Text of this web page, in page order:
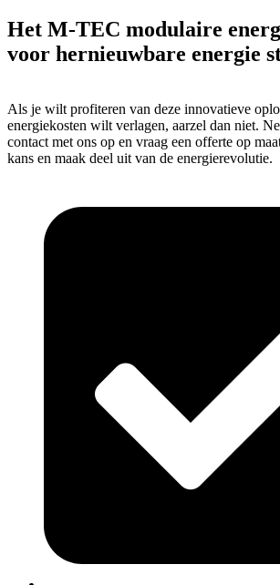
Het M-TEC modulaire
voor hernieuwbare energie
Als je wilt profiteren van deze innovatieve
energiekosten wilt verlagen, aarzel dan niet.
contact met ons op en vraag een offerte op
kans en maak deel uit van de energierevolutie.